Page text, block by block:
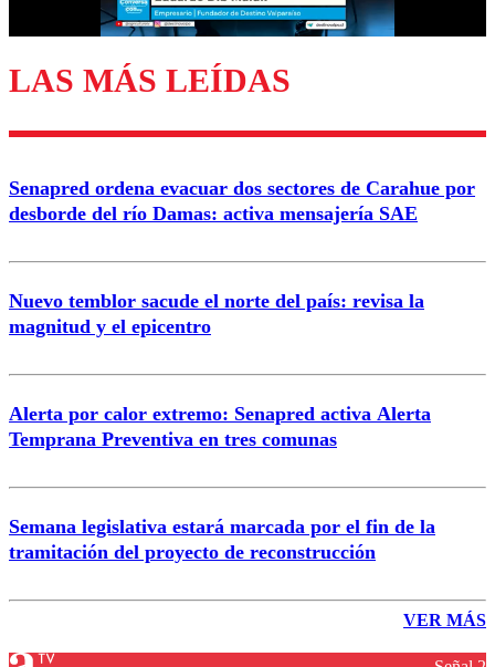
Enviar comentario
LAS MÁS LEÍDAS
Senapred ordena evacuar dos sectores de Carahue por
desborde del río Damas: activa mensajería SAE
Nuevo temblor sacude el norte del país: revisa la
magnitud y el epicentro
Alerta por calor extremo: Senapred activa Alerta
Temprana Preventiva en tres comunas
Semana legislativa estará marcada por el fin de la
tramitación del proyecto de reconstrucción
VER MÁS